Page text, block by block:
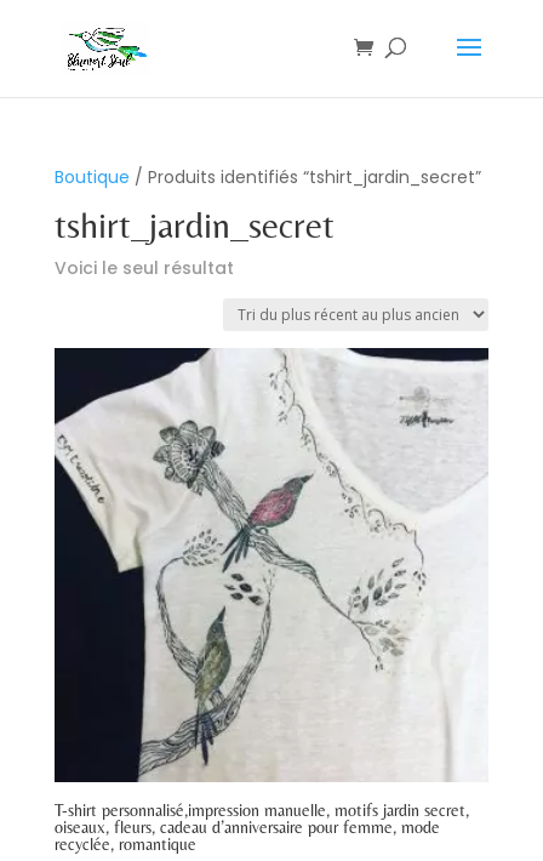
Boutique / Produits identifiés “tshirt_jardin_secret”
tshirt_jardin_secret
Voici le seul résultat
T-shirt personnalisé,impression manuelle, motifs jardin secret,
oiseaux, fleurs, cadeau d’anniversaire pour femme, mode
recyclée, romantique